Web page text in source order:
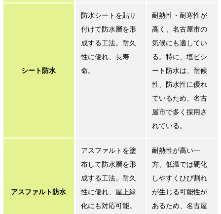
シート防水
防水シートを貼り
付けて防水層を形
成する工法。耐久
性に優れ、長寿
命。
耐熱性・耐寒性が
高く、名古屋市の
気候にも適してい
る。特に、塩ビシ
ート防水は、耐候
性、防水性に優れ
ているため、名古
屋市で多く採用さ
れている。
アスファルト防水
アスファルトを塗
布して防水層を形
成する工法。耐久
性に優れ、屋上緑
化にも対応可能。
耐熱性が高い一
方、低温では硬化
しやすくひび割れ
が生じる可能性が
あるため、名古屋